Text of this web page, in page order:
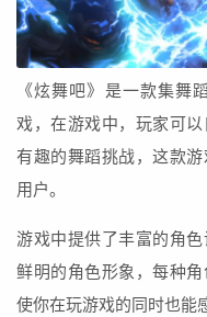
《炫舞吧》是一款集舞
戏，在游戏中，玩家可
有趣的舞蹈挑战，这款
用户。
游戏中提供了丰富的角
鲜明的角色形象，每种角
使你在玩游戏的同时也能